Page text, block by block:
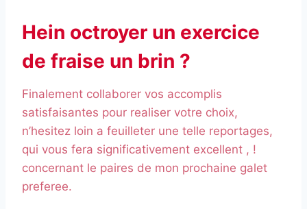
Hein octroyer un exercice
de fraise un brin ?
Finalement collaborer vos accomplis
satisfaisantes pour realiser votre choix,
n’hesitez loin a feuilleter une telle reportages,
qui vous fera significativement excellent , !
concernant le paires de mon prochaine galet
preferee.